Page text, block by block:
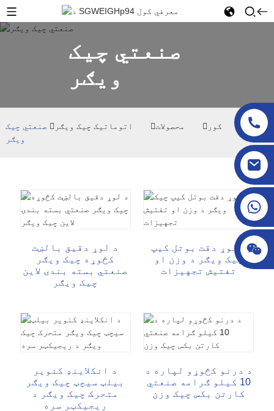
صنعتي چیک
ویګر
کور محصولات اتوماتیک چیک ویګر
صنعتي چیک
ویګر
د لوړ دقیق بالښت
کڅوړه چیک ویګر
صنعتي بسته بندۍ لاین
چیک ویګر
د لوړ دقت بوتل کیپ
چیک ویګر د وزن او
تفتیش تجهیزات
د انکلاینډ کنویر
بیلټ سیچټ چیک ویګر
متحرک چیک ویګر د
ریجیکټر سره
د درنو کڅوړو لپاره د
10 کیلو ګرامه صنعتي
کارتن بکس چیک وزن